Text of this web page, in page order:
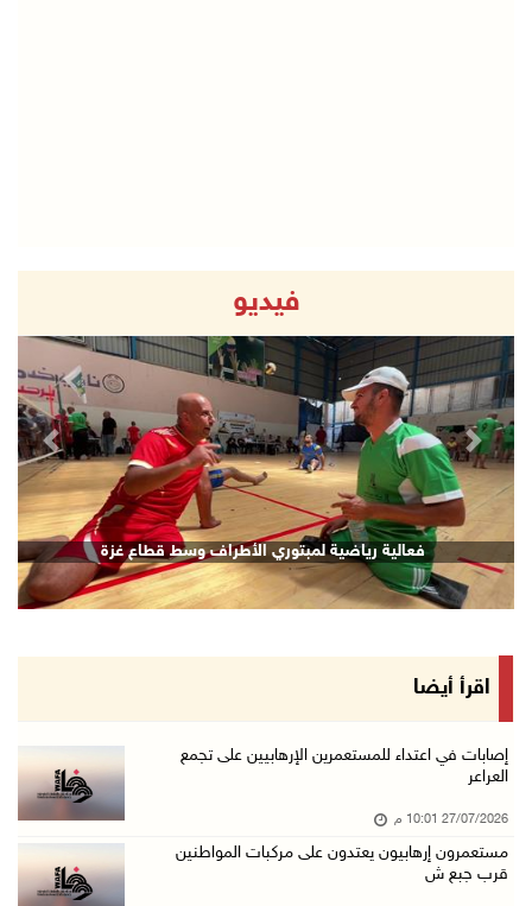
فيديو
فعالية رياضية لمبتوري الأطراف وسط قطاع غزة
Next
اقرأ أيضا
إصابات في اعتداء للمستعمرين الإرهابيين على تجمع
العراعر
27/07/2026 10:01 م
مستعمرون إرهابيون يعتدون على مركبات المواطنين
قرب جبع ش